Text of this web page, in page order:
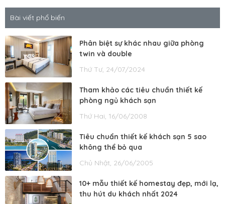
Bài viết phổ biến
Phân biệt sự khác nhau giữa phòng
twin và double
Thứ Tư, 24/07/2024
Tham khảo các tiêu chuẩn thiết kế
phòng ngủ khách sạn
Thứ Hai, 16/06/2008
Tiêu chuẩn thiết kế khách sạn 5 sao
không thể bỏ qua
Chủ Nhật, 26/06/2005
10+ mẫu thiết kế homestay đẹp, mới lạ,
thu hút du khách nhất 2024